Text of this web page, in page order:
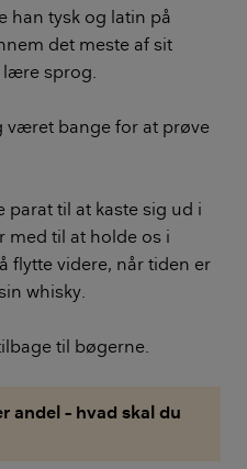
han tysk og latin på
det meste af sit
lære sprog.
været bange for at prøve
parat til at kaste sig ud i
med til at holde os i
flytte videre, når tiden er
whisky.
til bøgerne.
andel – hvad skal du